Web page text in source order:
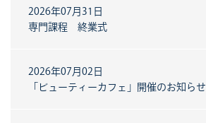
2026年07月31日
専門課程 終業式
2026年07月02日
「ビューティーカフェ」開催のお知らせ